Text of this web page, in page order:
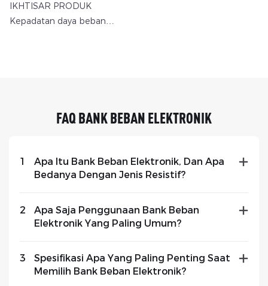
IKHTISAR PRODUK
Kepadatan daya beban
FAQ BANK BEBAN ELEKTRONIK
1
Apa Itu Bank Beban Elektronik, Dan Apa
Bedanya Dengan Jenis Resistif?
2
Apa Saja Penggunaan Bank Beban
Elektronik Yang Paling Umum?
3
Spesifikasi Apa Yang Paling Penting Saat
Memilih Bank Beban Elektronik?